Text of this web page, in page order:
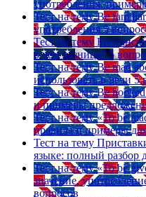
употребления,
Тест на тему Be
употребления 5
Тест на тему
в чем разница? 5
Тест на тему Be mad
использовать в речи 5
Тест на тему Be
и примеры
Тест на тему «To be
правила и примеры
Тест на тему
языке: полный разбор
Тест на тему «To be
значение,
вопросов